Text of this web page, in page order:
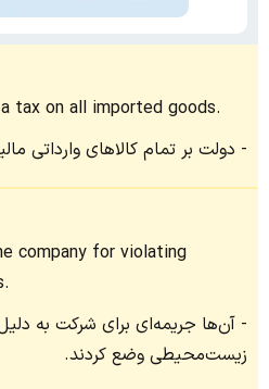
tax on all imported goods.
دولت بر تمام کالاهای وارداتی
company for violating
آن‌ها جریمه‌ای برای شرکت به
زیست‌محیطی وضع کردند.